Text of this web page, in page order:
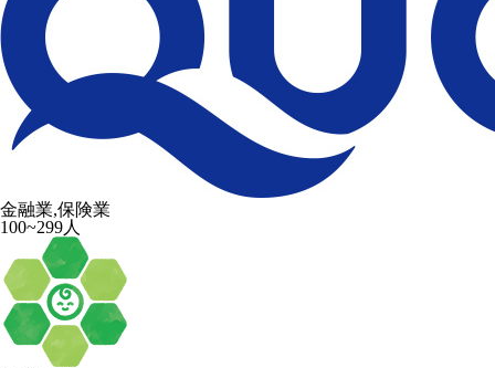
金融業,保険業
100~299人